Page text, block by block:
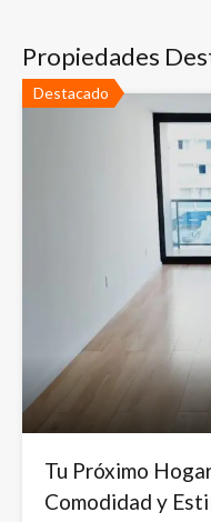
Propiedades
Destacado
Tu Próximo
Comodidad y